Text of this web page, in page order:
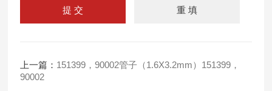
上一篇： 151399，90002管子（1.6X3.2mm）151399，
90002